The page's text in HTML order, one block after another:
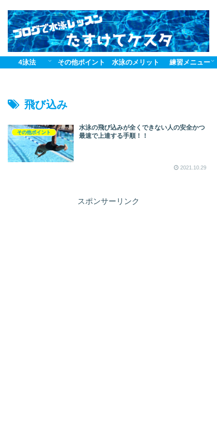
4泳法 その他ポイント 水泳のメリット 練習メニュー
飛び込み
その他ポイント
水泳の飛び込みが全くできない人の安全かつ
最速で上達する手順！！
2021.10.29
スポンサーリンク